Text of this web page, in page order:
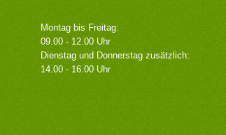
Montag bis Freitag:
09.00 - 12.00 Uhr
Dienstag und Donnerstag zusätzlich:
14.00 - 16.00 Uhr